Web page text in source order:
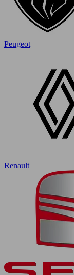
Peugeot
Renault